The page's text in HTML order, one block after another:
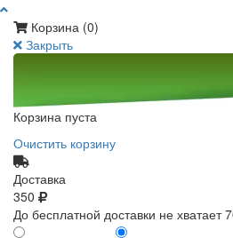
Корзина (0)
Закрыть
Корзина пуста
Очистить корзину
Доставка
350
До бесплатной доставки не хватает